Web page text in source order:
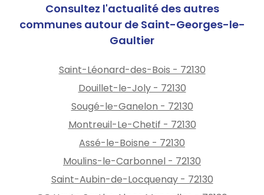
Consultez l'actualité des autres
communes autour de Saint-Georges-le-
Gaultier
Saint-Léonard-des-Bois - 72130
Douillet-le-Joly - 72130
Sougé-le-Ganelon - 72130
Montreuil-Le-Chetif - 72130
Assé-le-Boisne - 72130
Moulins-le-Carbonnel - 72130
Saint-Aubin-de-Locquenay - 72130